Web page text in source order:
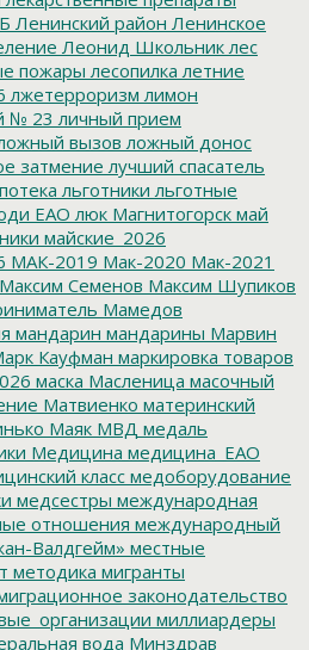
Ленинский район Ленинское
Леонид Школьник лес
пожары лесопилка летние
лжетерроризм лимон
№ 23 личный прием
вызов ложный донос
затмение лучший спасатель
льготники льготные
ЕАО люк Магнитогорск май
майские_2026
МАК-2019 Мак-2020 Мак-2021
Максим Семенов Максим Шупиков
Мамедов
мандарин мандарины Марвин
Кауфман маркировка товаров
маска Масленица масочный
Матвиенко материнский
Маяк МВД медаль
Медицина медицина_ЕАО
класс медоборудование
медсестры международная
отношения международный
Валдгейм» местные
методика мигранты
законодательство
миллиардеры
вода Минздрав